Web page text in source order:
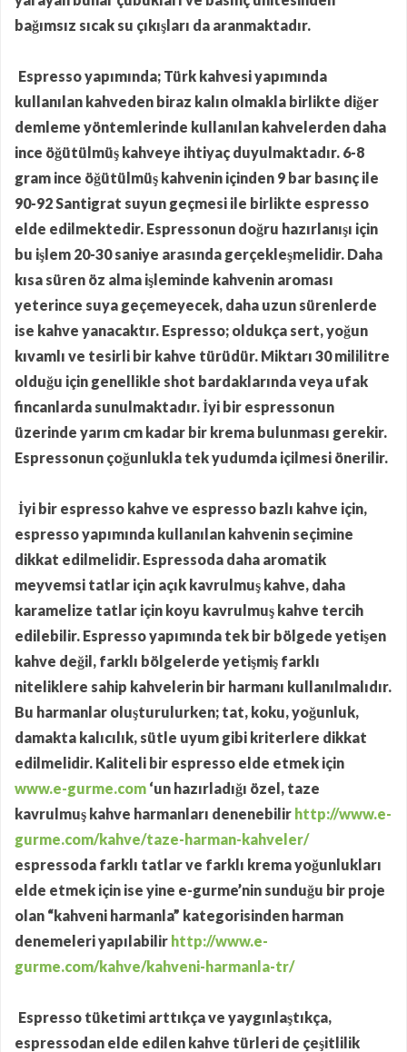
bağımsız sıcak su çıkışları da aranmaktadır.
Espresso yapımında; Türk kahvesi yapımında
kullanılan kahveden biraz kalın olmakla birlikte diğer
demleme yöntemlerinde kullanılan kahvelerden daha
ince öğütülmüş kahveye ihtiyaç duyulmaktadır. 6-8
gram ince öğütülmüş kahvenin içinden 9 bar basınç ile
90-92 Santigrat suyun geçmesi ile birlikte espresso
elde edilmektedir. Espressonun doğru hazırlanışı için
bu işlem 20-30 saniye arasında gerçekleşmelidir. Daha
kısa süren öz alma işleminde kahvenin aroması
yeterince suya geçemeyecek, daha uzun sürenlerde
ise kahve yanacaktır. Espresso; oldukça sert, yoğun
kıvamlı ve tesirli bir kahve türüdür. Miktarı 30 mililitre
olduğu için genellikle shot bardaklarında veya ufak
fincanlarda sunulmaktadır. İyi bir espressonun
üzerinde yarım cm kadar bir krema bulunması gerekir.
Espressonun çoğunlukla tek yudumda içilmesi önerilir.
İyi bir espresso kahve ve espresso bazlı kahve için,
espresso yapımında kullanılan kahvenin seçimine
dikkat edilmelidir. Espressoda daha aromatik
meyvemsi tatlar için açık kavrulmuş kahve, daha
karamelize tatlar için koyu kavrulmuş kahve tercih
edilebilir. Espresso yapımında tek bir bölgede yetişen
kahve değil, farklı bölgelerde yetişmiş farklı
niteliklere sahip kahvelerin bir harmanı kullanılmalıdır.
Bu harmanlar oluşturulurken; tat, koku, yoğunluk,
damakta kalıcılık, sütle uyum gibi kriterlere dikkat
edilmelidir. Kaliteli bir espresso elde etmek için
www.e-gurme.com ‘un hazırladığı özel, taze
kavrulmuş kahve harmanları denenebilir http://www.e-
gurme.com/kahve/taze-harman-kahveler/
espressoda farklı tatlar ve farklı krema yoğunlukları
elde etmek için ise yine e-gurme’nin sunduğu bir proje
olan “kahveni harmanla” kategorisinden harman
denemeleri yapılabilir http://www.e-
gurme.com/kahve/kahveni-harmanla-tr/
Espresso tüketimi arttıkça ve yaygınlaştıkça,
espressodan elde edilen kahve türleri de çeşitlilik